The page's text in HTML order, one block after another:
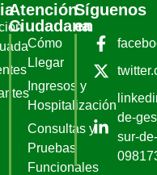
Atención
Ciudadana
Cómo
Llegar
Ingresos y
Hospitalización
Consultas y
Pruebas
Funcionales
Síguenos
en
de-
sur-